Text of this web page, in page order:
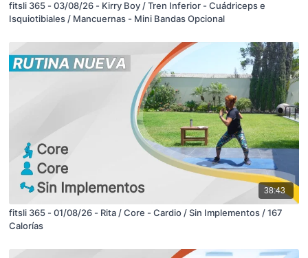
fitsli 365 - 03/08/26 - Kirry Boy / Tren Inferior - Cuádriceps e
Isquiotibiales / Mancuernas - Mini Bandas Opcional
38:43
fitsli 365 - 01/08/26 - Rita / Core - Cardio / Sin Implementos / 167
Calorías